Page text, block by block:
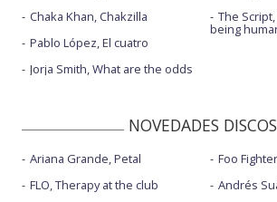
Chaka Khan, Chakzilla
Pablo López, El cuatro
Jorja Smith, What are the odds
The
being
NOVEDADES DISCOS
Ariana Grande, Petal
FLO, Therapy at the club
Foo
Andrés